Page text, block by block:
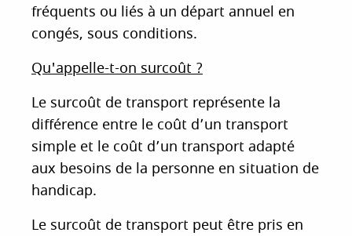
fréquents ou liés à un départ annuel en
congés, sous conditions.
Qu'appelle-t-on surcoût ?
Le surcoût de transport représente la
différence entre le coût d’un transport
simple et le coût d’un transport adapté
aux besoins de la personne en situation de
handicap.
Le surcoût de transport peut être pris en